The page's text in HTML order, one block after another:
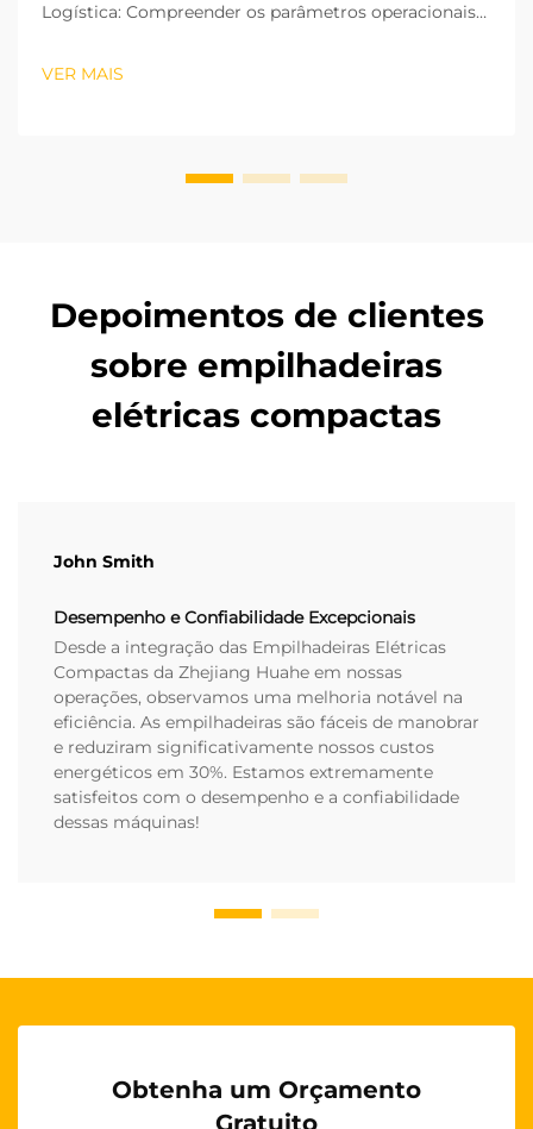
Logística: Compreender os parâmetros operacionais
VER MAIS
Depoimentos de clientes
sobre empilhadeiras
elétricas compactas
John Smith
Desempenho e Confiabilidade Excepcionais
Desde a integração das Empilhadeiras Elétricas
Compactas da Zhejiang Huahe em nossas
operações, observamos uma melhoria notável na
eficiência. As empilhadeiras são fáceis de manobrar
e reduziram significativamente nossos custos
energéticos em 30%. Estamos extremamente
satisfeitos com o desempenho e a confiabilidade
dessas máquinas!
Obtenha um Orçamento